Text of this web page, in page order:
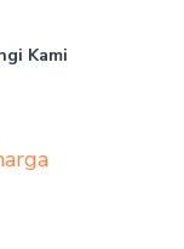
Kami